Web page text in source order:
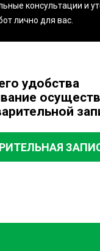
консультации и
лично для вас.
удобства